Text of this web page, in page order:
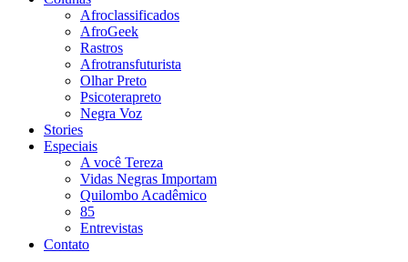
Afroclassificados
AfroGeek
Rastros
Afrotransfuturista
Olhar Preto
Psicoterapreto
Negra Voz
Stories
Especiais
A você Tereza
Vidas Negras Importam
Quilombo Acadêmico
85
Entrevistas
Contato